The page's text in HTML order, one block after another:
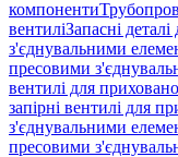
компоненти
вентиліЗапасні
з'єднувальними
пресовими
вентилі для
запірні вентилі для
з'єднувальними
пресовими